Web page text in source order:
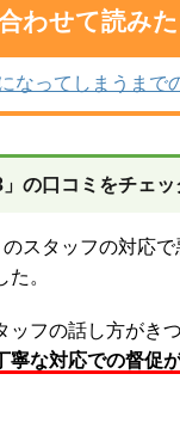
わせて読み
なってしまうまで
」の口コミをチェッ
のスタッフの対応
。
ッフの話し方がき
寧な対応での督促